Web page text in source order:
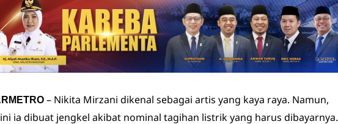
– Nikita Mirzani dikenal sebagai artis yang kaya raya. Namun,
ia dibuat jengkel akibat nominal tagihan listrik yang harus dibayarnya.